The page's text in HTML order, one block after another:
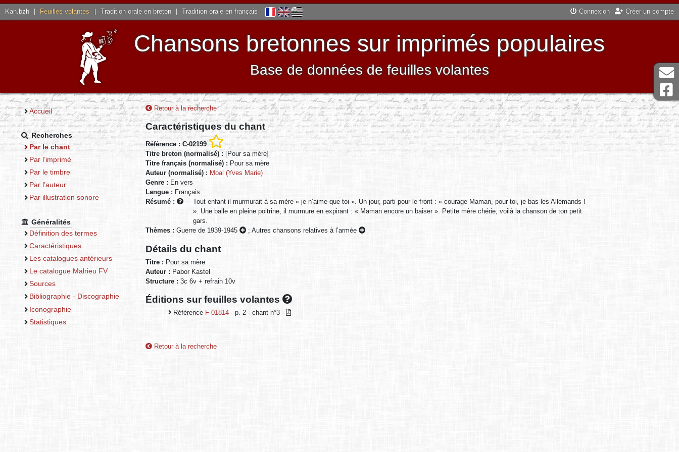
Kan.bzh Feuilles volantes Tradition orale en breton Tradition orale en français Connexion Créer un compte
Chansons bretonnes sur imprimés populaires
Base de données de feuilles volantes
Accueil
Recherches
Par le chant
Par l’imprimé
Par le timbre
Par l’auteur
Par illustration sonore
Généralités
Définition des termes
Caractéristiques
Les catalogues antérieurs
Le catalogue Malrieu FV
Sources
Bibliographie - Discographie
Iconographie
Statistiques
Retour à la recherche
Caractéristiques du chant
Référence : C-02199
Titre breton (normalisé) : [Pour sa mère]
Titre français (normalisé) : Pour sa mère
Auteur (normalisé) : Moal (Yves Marie)
Genre : En vers
Langue : Français
Résumé :
Tout enfant il murmurait à sa mère « je n’aime que toi ». Un jour, parti pour le front : « courage Maman, pour toi, je bas les Allemands !
». Une balle en pleine poitrine, il murmure en expirant : « Maman encore un baiser ». Petite mère chérie, voilà la chanson de ton petit
gars.
Thèmes : Guerre de 1939-1945 ; Autres chansons relatives à l’armée
Détails du chant
Titre : Pour sa mère
Auteur : Pabor Kastel
Structure : 3c 6v + refrain 10v
Éditions sur feuilles volantes
Référence F-01814 - p. 2 - chant n°3 -
Retour à la recherche